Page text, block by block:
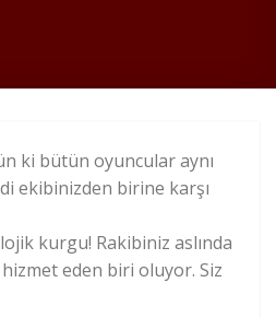
ki bütün oyuncular aynı
ekibinizden birine karşı
kurgu! Rakibiniz aslında
eden biri oluyor. Siz